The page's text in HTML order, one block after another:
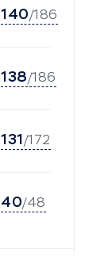
140/186
138/186
131 /172
40/48